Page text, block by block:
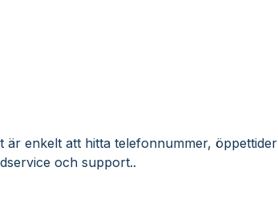
är enkelt att hitta telefonnummer, öppettider
och support..